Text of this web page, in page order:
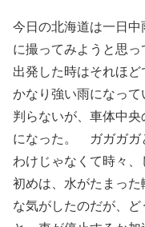
今日の北海道は一日
に撮ってみようと思っ
出発した時はそれほ
かなり強い雨になっ
判らないが、車体中
になった。 ガガガガ
わけじゃなくて時々、
初めは、水がたまった
な気がしたのだが、